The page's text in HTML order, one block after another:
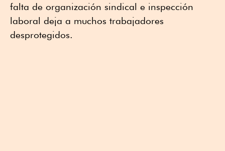
falta de organización sindical e inspección
laboral deja a muchos trabajadores
desprotegidos.